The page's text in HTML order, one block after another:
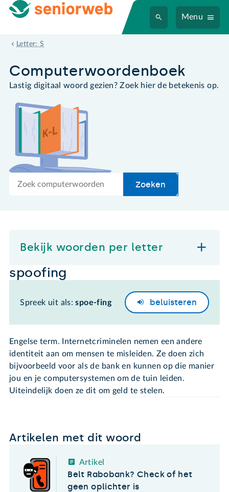
Menu
Letter: S
spoofing
Computer­woordenboek
Lastig digitaal woord gezien? Zoek hier de betekenis op.
Zoek
Zoeken
Bekijk woorden per letter
spoofing
Spreek uit als:spoe-fing beluisteren
Engelse term. Internetcriminelen nemen een andere
identiteit aan om mensen te misleiden. Ze doen zich
bijvoorbeeld voor als de bank en kunnen op die manier
jou en je computersystemen om de tuin leiden.
Uiteindelijk doen ze dit om geld te stelen.
Artikelen met dit woord
Artikel
Belt Rabobank? Check of het
geen oplichter is